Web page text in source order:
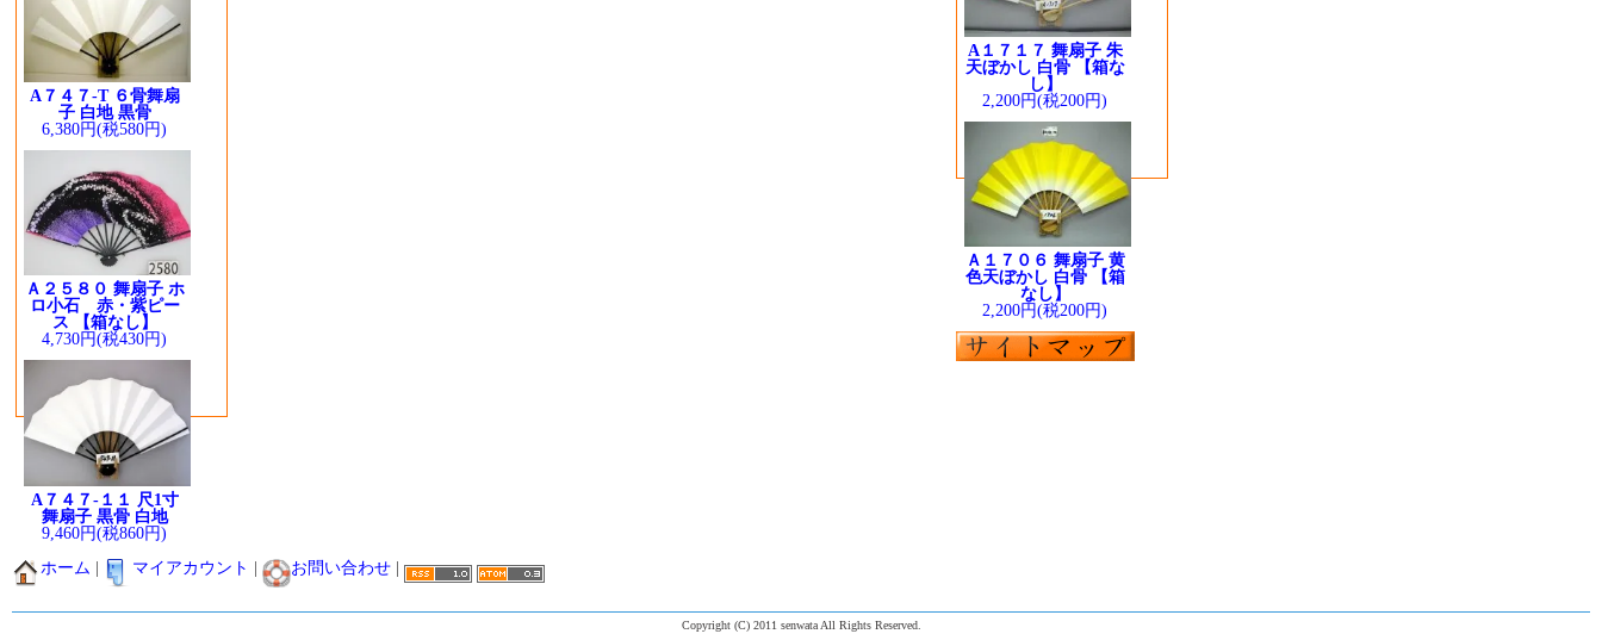
A７４７-T ６骨舞扇
子 白地 黒骨
6,380円(税580円)
Ａ２５８０ 舞扇子 ホ
ロ小石 赤・紫ピー
ス 【箱なし】
4,730円(税430円)
A７４７-１１ 尺1寸
舞扇子 黒骨 白地
9,460円(税860円)
A１７１７ 舞扇子 朱
天ぼかし 白骨 【箱な
し】
2,200円(税200円)
Ａ１７０６ 舞扇子 黄
色天ぼかし 白骨 【箱
なし】
2,200円(税200円)
ホーム マイアカウント お問い合わせ
Copyright (C) 2011 senwata All Rights Reserved.